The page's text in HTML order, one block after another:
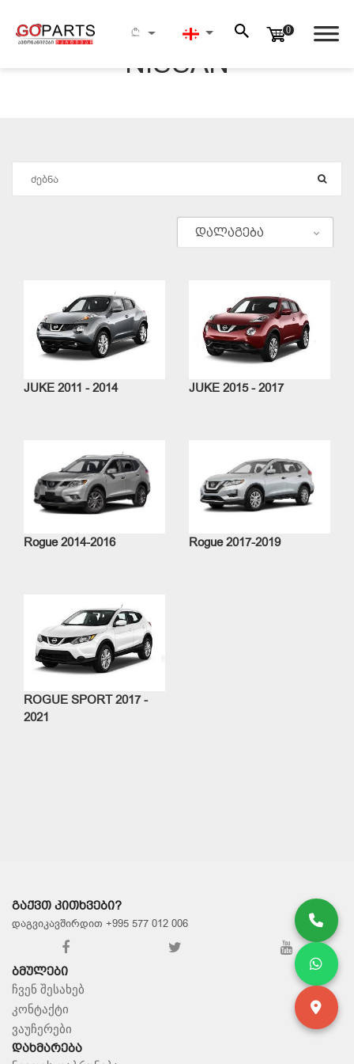
ᲫᲔᲑᲜᲐ
0
NISSAN
დალაგება
JUKE 2011 - 2014 JUKE 2015 - 2017
Rogue 2014-2016 Rogue 2017-2019
ROGUE SPORT 2017 -
2021
ᲒᲐᲥᲕᲗ ᲙᲘᲗᲮᲕᲔᲑᲘ?
დაგვიკავშირდით +995 577 012 006
ᲑᲛᲣᲚᲔᲑᲘ
ჩვენ შესახებ
კონტაქტი
ვაუჩერები
ᲓᲐᲮᲛᲐᲠᲔᲑᲐ